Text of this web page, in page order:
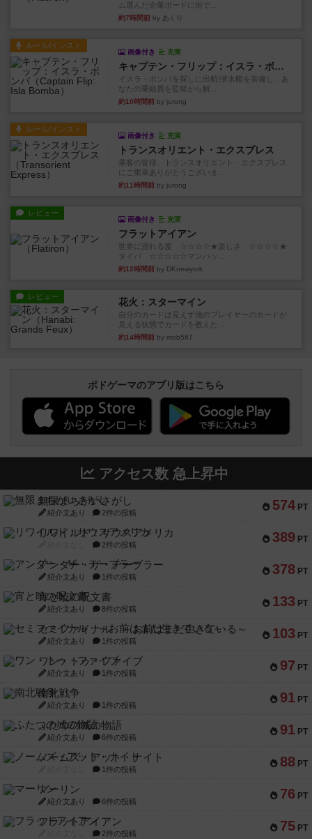
ム選んだ企業ボードに街で...
約7時間前 by あくり
ルール/インスト
画像付き 充実
キャプテン・フリップ：イスラ・ボンバ
イスラ・ボンバを探しに出航!潜水艦を装備し、あ
なたの乗組員を監獄から解...
約10時間前 by jurong
ルール/インスト
画像付き 充実
トランスオリエント・エクスプレス
乗客の皆様、トランスオリエント・エクスプレス
にご乗車ありがとうございま...
約11時間前 by jurong
レビュー
画像付き 充実
フラットアイアン
世界に浸れる度 ☆☆☆☆★楽しさ ☆☆☆☆★
タイパ ☆☆☆☆☆マンハッ...
約12時間前 by DKnewyork
レビュー 花火：スターマイン
自分のカードは見えず他のプレイヤーのカードが
見える状態でカードを教えた...
約14時間前 by mob567
ボドゲーマのアプリ版はこちら
アクセス数 急上昇中
574 PT
無限まちがいさがし
紹介文あり 2件の投稿
389 PT
リワイルド：サウスアメリカ
2件の投稿
378 PT
アンダー・ザ・テーブラー
紹介文あり 1件の投稿
133 PT
宵と暁の呪文書
紹介文あり 8件の投稿
103 PT
セミファイナル ～お前はまだ生きている～
紹介文あり 1件の投稿
97 PT
ワン・トゥ・ファイブ
紹介文あり 1件の投稿
91 PT
南北戦争
紹介文あり 1件の投稿
91 PT
ふたつの城の物語
紹介文あり 6件の投稿
88 PT
ノームズ・アット・ナイト
1件の投稿
76 PT
マーリン
紹介文あり 6件の投稿
75 PT
フラットアイアン
2件の投稿